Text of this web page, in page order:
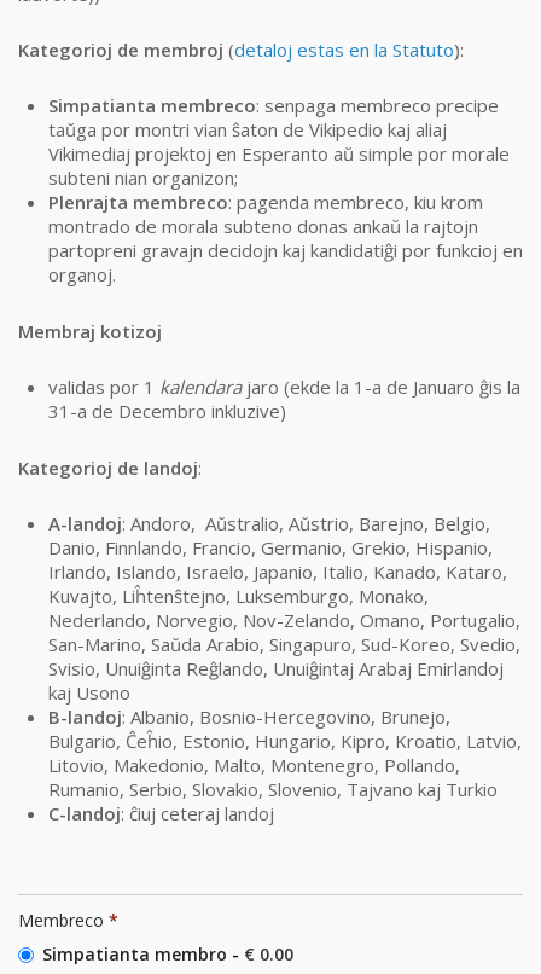
Kategorioj de membroj (detaloj estas en la Statuto):
Simpatianta membreco: senpaga membreco precipe
taŭga por montri vian ŝaton de Vikipedio kaj aliaj
Vikimediaj projektoj en Esperanto aŭ simple por morale
subteni nian organizon;
Plenrajta membreco: pagenda membreco, kiu krom
montrado de morala subteno donas ankaŭ la rajtojn
partopreni gravajn decidojn kaj kandidatiĝi por funkcioj en
organoj.
Membraj kotizoj
validas por 1 kalendarajaro (ekde la 1-a de Januaro ĝis la
31-a de Decembro inkluzive)
Kategorioj de landoj:
A-landoj: Andoro, Aŭstralio, Aŭstrio, Barejno, Belgio,
Danio, Finnlando, Francio, Germanio, Grekio, Hispanio,
Irlando, Islando, Israelo, Japanio, Italio, Kanado, Kataro,
Kuvajto, Liĥtenŝtejno, Luksemburgo, Monako,
Nederlando, Norvegio, Nov-Zelando, Omano, Portugalio,
San-Marino, Saŭda Arabio, Singapuro, Sud-Koreo, Svedio,
Svisio, Unuiĝinta Reĝlando, Unuiĝintaj Arabaj Emirlandoj
kaj Usono
B-landoj: Albanio, Bosnio-Hercegovino, Brunejo,
Bulgario, Ĉeĥio, Estonio, Hungario, Kipro, Kroatio, Latvio,
Litovio, Makedonio, Malto, Montenegro, Pollando,
Rumanio, Serbio, Slovakio, Slovenio, Tajvano kaj Turkio
C-landoj: ĉiuj ceteraj landoj
Membreco *
Simpatianta membro - € 0.00